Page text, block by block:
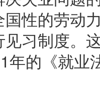
国性的劳动
见习制度。
年的《就业